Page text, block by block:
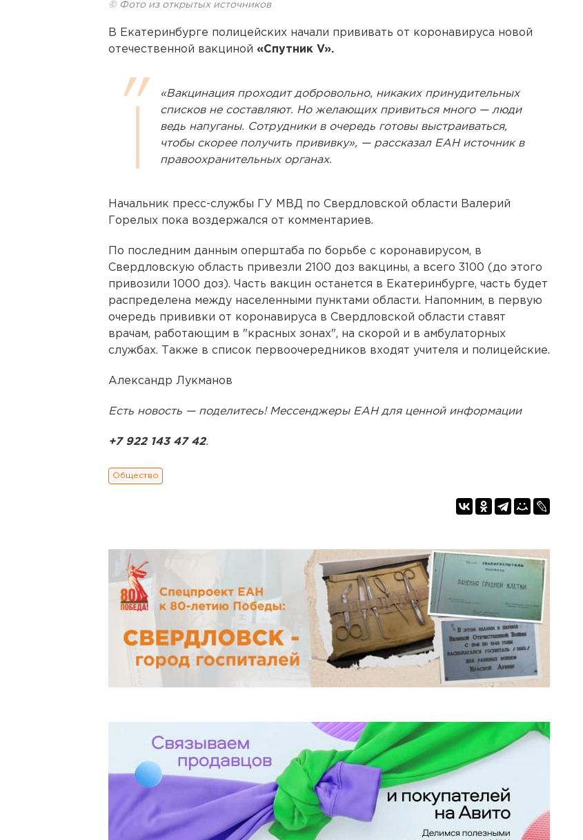
© Фото из открытых источников
В Екатеринбурге полицейских начали прививать от коронавируса новой
отечественной вакциной «Спутник V».
«Вакцинация проходит добровольно, никаких принудительных
списков не составляют. Но желающих привиться много — люди
ведь напуганы. Сотрудники в очередь готовы выстраиваться,
чтобы скорее получить прививку», — рассказал ЕАН источник в
правоохранительных органах.
Начальник пресс-службы ГУ МВД по Свердловской области Валерий
Горелых пока воздержался от комментариев.
По последним данным оперштаба по борьбе с коронавирусом, в
Свердловскую область привезли 2100 доз вакцины, а всего 3100 (до этого
привозили 1000 доз). Часть вакцин останется в Екатеринбурге, часть будет
распределена между населенными пунктами области. Напомним, в первую
очередь прививки от коронавируса в Свердловской области ставят
врачам, работающим в "красных зонах", на скорой и в амбулаторных
службах. Также в список первоочередников входят учителя и полицейские.
Александр Лукманов
Есть новость — поделитесь! Мессенджеры ЕАН для ценной информации
+7 922 143 47 42.
Общество